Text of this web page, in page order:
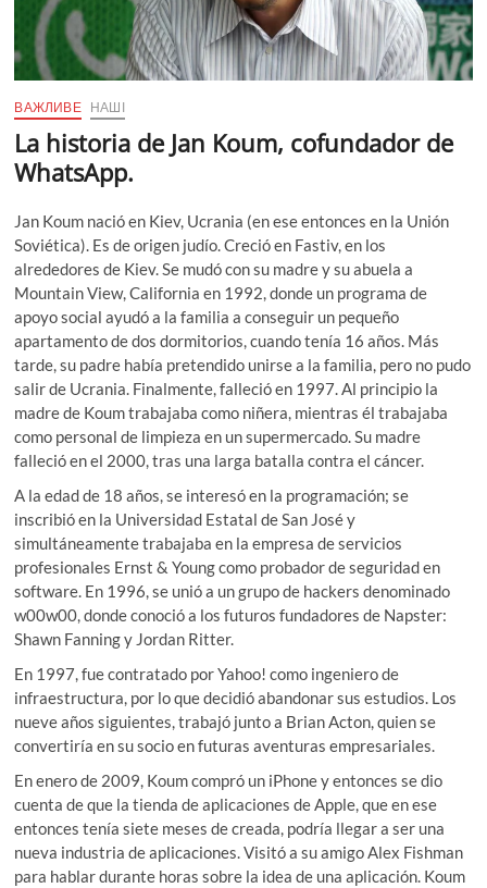
ВАЖЛИВЕ НАШІ
La historia de Jan Koum, cofundador de
WhatsApp.
Jan Koum nació en Kiev, Ucrania (en ese entonces en la Unión
Soviética). Es de origen judío. Creció en Fastiv, en los
alrededores de Kiev. Se mudó con su madre y su abuela a
Mountain View, California en 1992, donde un programa de
apoyo social ayudó a la familia a conseguir un pequeño
apartamento de dos dormitorios, cuando tenía 16 años. Más
tarde, su padre había pretendido unirse a la familia, pero no pudo
salir de Ucrania. Finalmente, falleció en 1997. Al principio la
madre de Koum trabajaba como niñera, mientras él trabajaba
como personal de limpieza en un supermercado. Su madre
falleció en el 2000, tras una larga batalla contra el cáncer.
A la edad de 18 años, se interesó en la programación; se
inscribió en la Universidad Estatal de San José y
simultáneamente trabajaba en la empresa de servicios
profesionales Ernst & Young como probador de seguridad en
software. En 1996, se unió a un grupo de hackers denominado
w00w00, donde conoció a los futuros fundadores de Napster:
Shawn Fanning y Jordan Ritter.
En 1997, fue contratado por Yahoo! como ingeniero de
infraestructura, por lo que decidió abandonar sus estudios. Los
nueve años siguientes, trabajó junto a Brian Acton, quien se
convertiría en su socio en futuras aventuras empresariales.
En enero de 2009, Koum compró un iPhone y entonces se dio
cuenta de que la tienda de aplicaciones de Apple, que en ese
entonces tenía siete meses de creada, podría llegar a ser una
nueva industria de aplicaciones. Visitó a su amigo Alex Fishman
para hablar durante horas sobre la idea de una aplicación. Koum